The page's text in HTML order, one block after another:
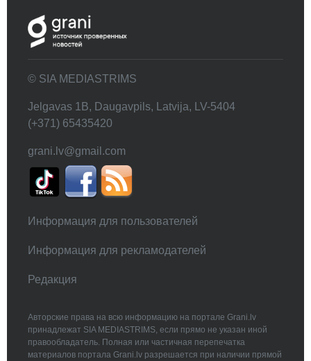
© SIA MEDIASTRIMS
Jelgavas 1B, Daugavpils, Latvija, LV-5404
(+371) 65435420
grani.lv@gmail.com
Информация для пользователей
Информация для рекламодателей
Редакция
Авторские права на всю информацию на портале Grani.lv
принадлежат SIA MEDIASTRIMS, если прямо не указан иной
правообладатель. Полная или частичная перепечатка
материалов портала Grani.lv разрешается при наличии прямой